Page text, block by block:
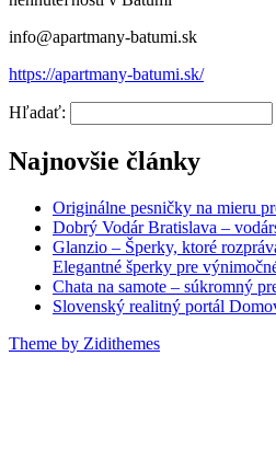
info@apartmany-batumi.sk
https://apartmany-batumi.sk/
Hľadať:
Najnovšie články
Originálne pesničky na mieru
Dobrý Vodár Bratislava –
Glanzio – Šperky, ktoré
Elegantné šperky pre
Chata na samote – súkromný
Slovenský realitný portál
Theme by Zidithemes